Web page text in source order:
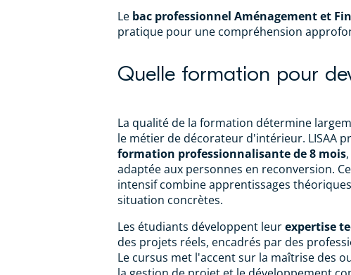
Le bac professionnel Aménagement et
pratique pour une compréhension
Quelle formation pour
La qualité de la formation détermine
le métier de décorateur d'intérieur. LISAA
formation professionnalisante de 8 mois
adaptée aux personnes en reconversion.
intensif combine apprentissages
situation concrètes.
Les étudiants développent leurexpertise
des projets réels, encadrés par des
Le cursus met l'accent sur la maîtrise des